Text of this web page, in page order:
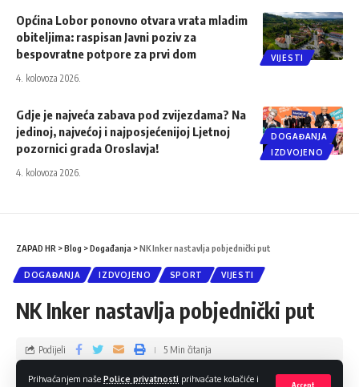
Prihvaćanjem naše Police privatnosti prihvaćate kolačiće i
Accept
VIJESTI
Općina Lobor ponovno otvara vrata mladim
obiteljima: raspisan Javni poziv za
bespovratne potpore za prvi dom
4. kolovoza 2026.
DOGAĐANJA
IZDVOJENO
Gdje je najveća zabava pod zvijezdama? Na
jedinoj, najvećoj i najposjećenijoj Ljetnoj
pozornici grada Oroslavja!
4. kolovoza 2026.
ZAPAD HR >Blog >Događanja >NK Inker nastavlja pobjednički put
DOGAĐANJA IZDVOJENO SPORT VIJESTI
NK Inker nastavlja pobjednički put
Hannelore Arnaut
1. lipnja 2026.
Podijeli 5 Min čitanja